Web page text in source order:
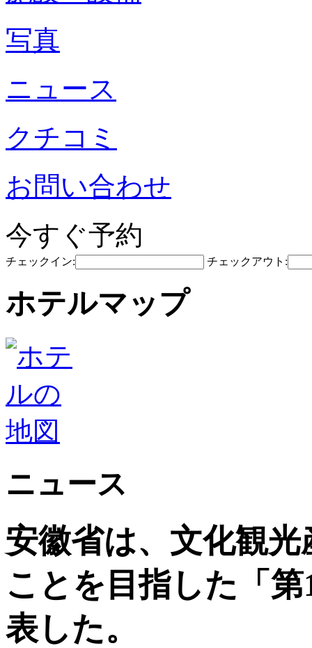
写真
ニュース
クチコミ
お問い合わせ
今すぐ予約
チェックイン: チェックアウト:
ホテルマップ
ニュース
安徽省は、文化観
ことを目指した「
表した。